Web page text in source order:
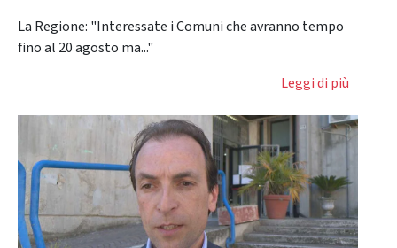
La Regione: "Interessate i Comuni che avranno tempo
fino al 20 agosto ma..."
Leggi di più